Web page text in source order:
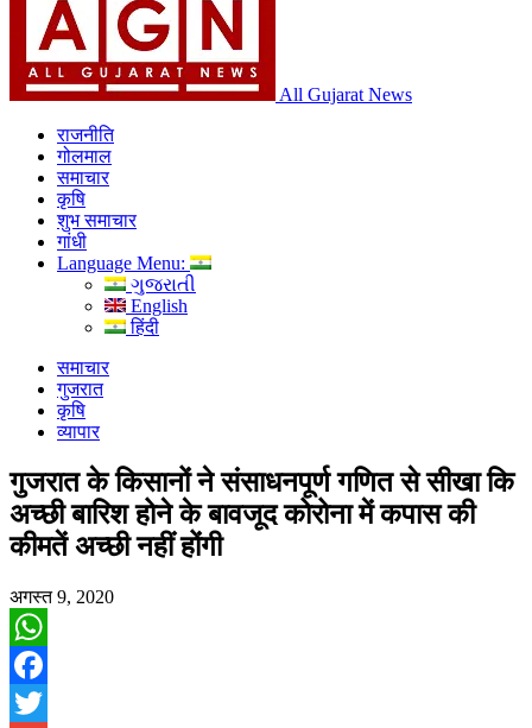
All Gujarat News
राजनीति
गोलमाल
समाचार
कृषि
शुभ समाचार
गांधी
Language Menu:
ગુજરાતી
English
हिंदी
समाचार
गुजरात
कृषि
व्यापार
गुजरात के किसानों ने संसाधनपूर्ण गणित से सीखा कि
अच्छी बारिश होने के बावजूद कोरोना में कपास की
कीमतें अच्छी नहीं होंगी
अगस्त 9, 2020
WhatsApp
Facebook